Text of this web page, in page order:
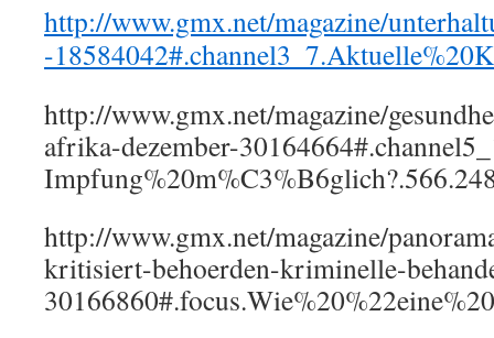
http://www.gmx.net/magazine/
-
http://www.gmx.net/magazine/
afrika-dezember-
http://www.gmx.net/magazine/
kritisiert-behoerden-kriminelle-